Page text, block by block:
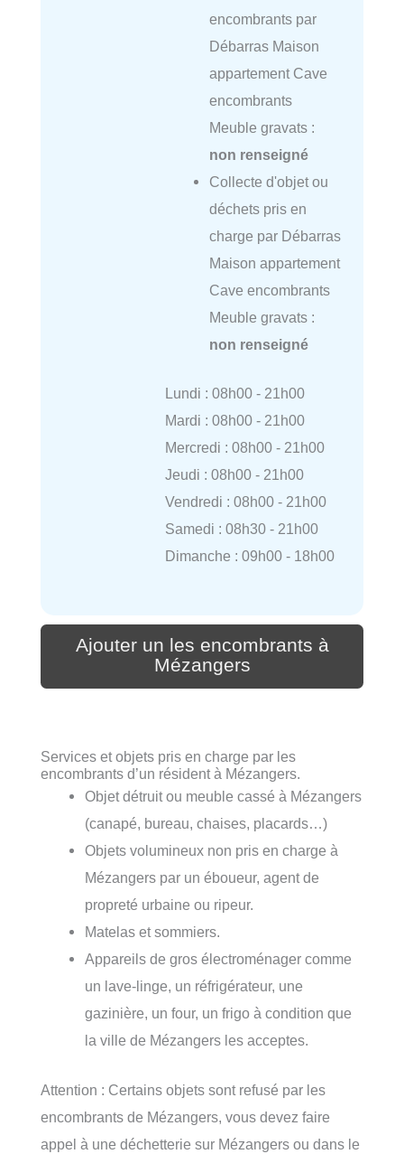
encombrants par
Débarras Maison
appartement Cave
encombrants
Meuble gravats :
non renseigné
Collecte d'objet ou
déchets pris en
charge par Débarras
Maison appartement
Cave encombrants
Meuble gravats :
non renseigné
Lundi : 08h00 - 21h00
Mardi : 08h00 - 21h00
Mercredi : 08h00 - 21h00
Jeudi : 08h00 - 21h00
Vendredi : 08h00 - 21h00
Samedi : 08h30 - 21h00
Dimanche : 09h00 - 18h00
Ajouter un les encombrants à
Mézangers
Services et objets pris en charge par les
encombrants d’un résident à Mézangers.
Objet détruit ou meuble cassé à Mézangers
(canapé, bureau, chaises, placards…)
Objets volumineux non pris en charge à
Mézangers par un éboueur, agent de
propreté urbaine ou ripeur.
Matelas et sommiers.
Appareils de gros électroménager comme
un lave-linge, un réfrigérateur, une
gazinière, un four, un frigo à condition que
la ville de Mézangers les acceptes.
Attention : Certains objets sont refusé par les
encombrants de Mézangers, vous devez faire
appel à une déchetterie sur Mézangers ou dans le